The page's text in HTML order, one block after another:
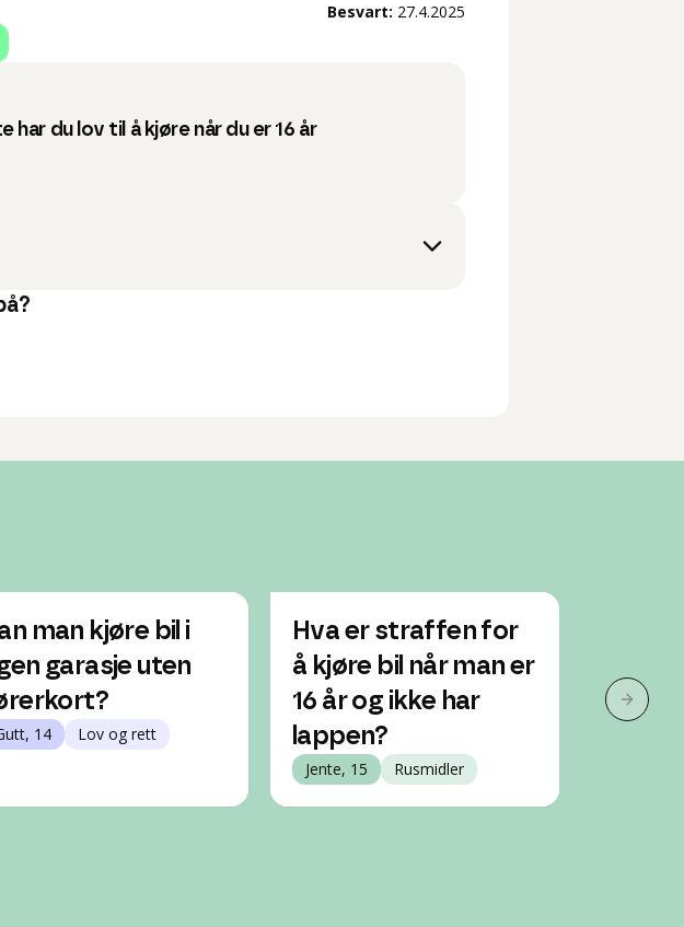
Besvart: 27.4.2025
har du lov til å kjøre når du er 16 år
man kjøre bil i
garasje uten
14 Lov og rett
Hva er straffen for
å kjøre bil når man er
16 år og ikke har
lappen?
Jente, 15 Rusmidler
Gutt, 14
Neste